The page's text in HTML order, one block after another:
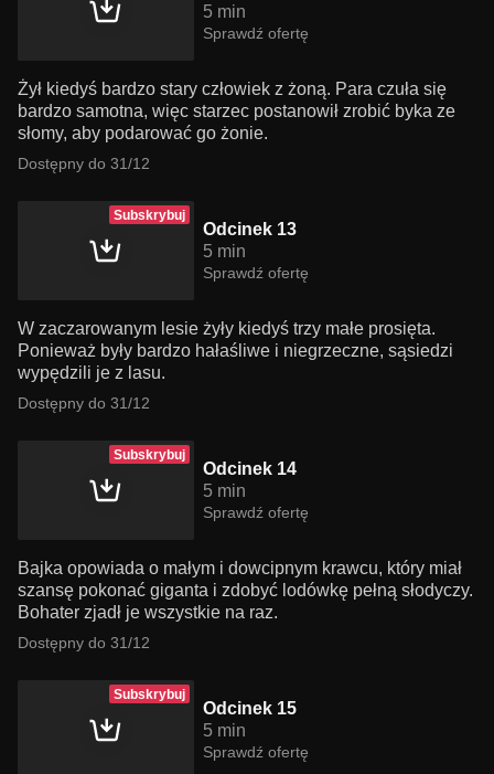
5 min
Sprawdź ofertę
Żył kiedyś bardzo stary człowiek z żoną. Para czuła się
bardzo samotna, więc starzec postanowił zrobić byka ze
słomy, aby podarować go żonie.
Dostępny do 31/12
Subskrybuj
Odcinek 13
5 min
Sprawdź ofertę
W zaczarowanym lesie żyły kiedyś trzy małe prosięta.
Ponieważ były bardzo hałaśliwe i niegrzeczne, sąsiedzi
wypędzili je z lasu.
Dostępny do 31/12
Subskrybuj
Odcinek 14
5 min
Sprawdź ofertę
Bajka opowiada o małym i dowcipnym krawcu, który miał
szansę pokonać giganta i zdobyć lodówkę pełną słodyczy.
Bohater zjadł je wszystkie na raz.
Dostępny do 31/12
Subskrybuj
Odcinek 15
5 min
Sprawdź ofertę